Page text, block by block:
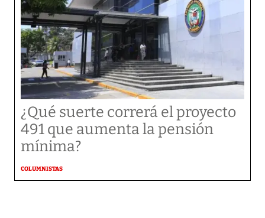
¿Qué suerte correrá el proyecto
491 que aumenta la pensión
mínima?
COLUMNISTAS